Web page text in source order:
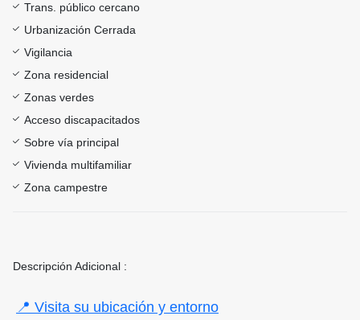
Trans. público cercano
Urbanización Cerrada
Vigilancia
Zona residencial
Zonas verdes
Acceso discapacitados
Sobre vía principal
Vivienda multifamiliar
Zona campestre
Descripción Adicional :
📍 Visita su ubicación y entorno